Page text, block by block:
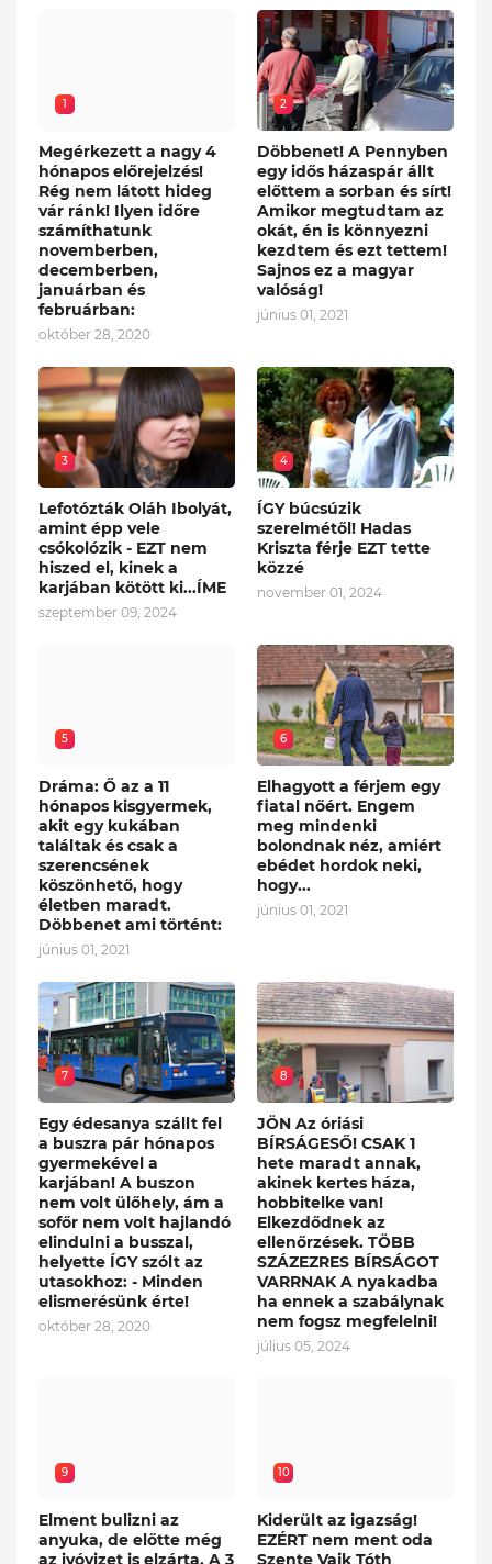
1
Megérkezett a nagy 4
hónapos előrejelzés!
Rég nem látott hideg
vár ránk! Ilyen időre
számíthatunk
novemberben,
decemberben,
januárban és
februárban:
október 28, 2020
2
Döbbenet! A Pennyben
egy idős házaspár állt
előttem a sorban és sírt!
Amikor megtudtam az
okát, én is könnyezni
kezdtem és ezt tettem!
Sajnos ez a magyar
valóság!
június 01, 2021
3
Lefotózták Oláh Ibolyát,
amint épp vele
csókolózik - EZT nem
hiszed el, kinek a
karjában kötött ki...ÍME
szeptember 09, 2024
4
ÍGY búcsúzik
szerelmétől! Hadas
Kriszta férje EZT tette
közzé
november 01, 2024
5
Dráma: Ő az a 11
hónapos kisgyermek,
akit egy kukában
találtak és csak a
szerencsének
köszönhető, hogy
életben maradt.
Döbbenet ami történt:
június 01, 2021
6
Elhagyott a férjem egy
fiatal nőért. Engem
meg mindenki
bolondnak néz, amiért
ebédet hordok neki,
hogy...
június 01, 2021
7
Egy édesanya szállt fel
a buszra pár hónapos
gyermekével a
karjában! A buszon
nem volt ülőhely, ám a
sofőr nem volt hajlandó
elindulni a busszal,
helyette ÍGY szólt az
utasokhoz: - Minden
elismerésünk érte!
október 28, 2020
8
JÖN Az óriási
BÍRSÁGESŐ! CSAK 1
hete maradt annak,
akinek kertes háza,
hobbitelke van!
Elkezdődnek az
ellenőrzések. TÖBB
SZÁZEZRES BÍRSÁGOT
VARRNAK A nyakadba
ha ennek a szabálynak
nem fogsz megfelelni!
július 05, 2024
9
Elment bulizni az
anyuka, de előtte még
az ivóvizet is elzárta. A 3
10
Kiderült az igazság!
EZÉRT nem ment oda
Szente Vajk Tóth